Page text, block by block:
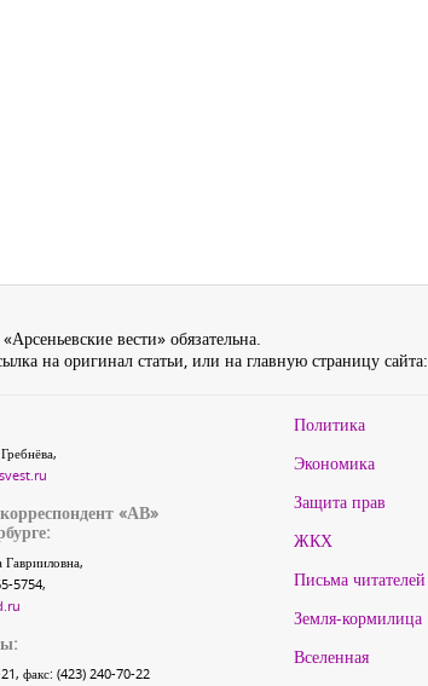
вести» обязательна.
на оригинал статьи, или на главную страницу сайта:
«АВ»
Гаврииловна,
5754,
факс: (423) 240-70-22
Политика
Экономика
Защита прав
ЖКХ
Письма читателей
Земля-кормилица
Вселенная